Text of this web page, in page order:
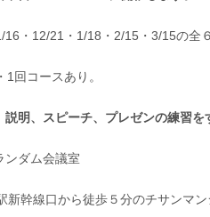
16・12/21・1/18・2/15・3/15の全６
1回コースあり。
説明、スピーチ、プレゼンの練習を
ンダム会議室
新幹線口から徒歩５分のチサンマン